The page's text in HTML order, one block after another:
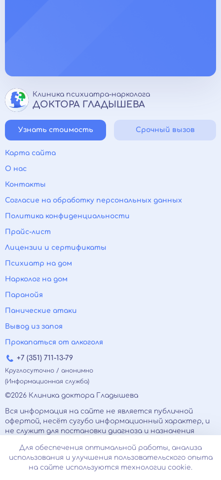
Клиника психиатра-нарколога
ДОКТОРА ГЛАДЫШЕВА
Узнать стоимость Срочный вызов
Карта сайта
О нас
Контакты
Согласие на обработку персональных данных
Политика конфиденциальности
Прайс-лист
Лицензии и сертификаты
Психиатр на дом
Нарколог на дом
Паранойя
Панические атаки
Вывод из запоя
Прокапаться от алкоголя
+7 (351) 711-13-79
Круглосуточно / анонимно
(Информационная служба)
©2026 Клиника доктора Гладышева
Вся информация на сайте не является публичной
офертой, несёт сугубо информационный характер, и
не служит для постановки диагноза и назначения
Есть противопоказания, необходимо
проконсультироваться с врачом. Консультационные
услуги, оказываемые по телефону, мессенджерам и в
Для обеспечения оптимальной работы, анализа
использования и улучшения пользовательского опыта
на сайте используются технологии cookie.